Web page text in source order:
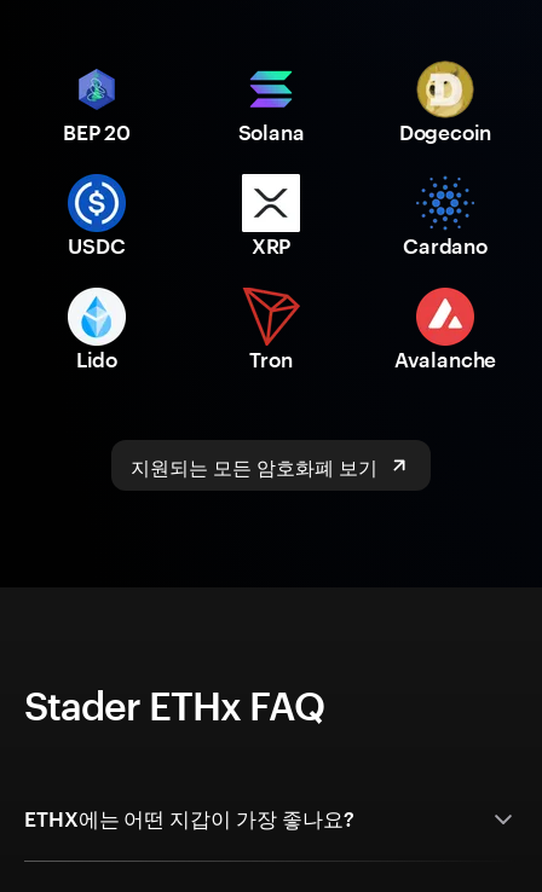
BEP 20 Solana Dogecoin
USDC XRP Cardano
Lido Tron Avalanche
지원되는 모든 암호화폐 보기
Stader ETHx FAQ
ETHX에는 어떤 지갑이 가장 좋나요?